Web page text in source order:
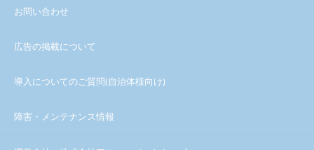
お問い合わせ
広告の掲載について
導入についてのご質問(自治体様向け)
障害・メンテナンス情報